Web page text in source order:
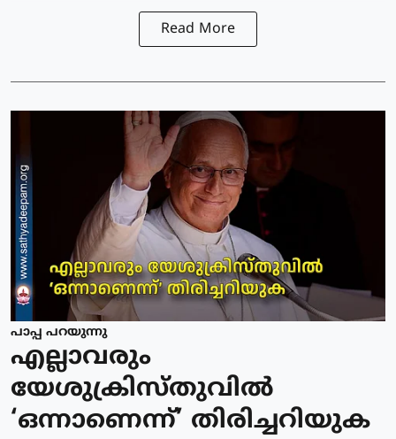
Read More
പാപ്പ പറയുന്നു
എല്ലാവരും
യേശുക്രിസ്തുവില്‍
‘ഒന്നാണെന്ന്’ തിരിച്ചറിയുക